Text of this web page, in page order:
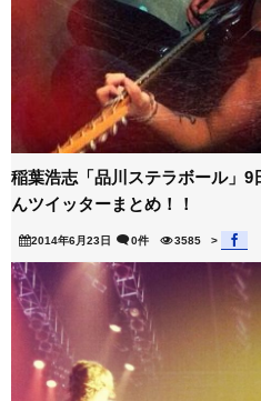
稲葉浩志「品川ステラボール」
んツイッターまとめ！！
2014年6月23日 0件 3585 >